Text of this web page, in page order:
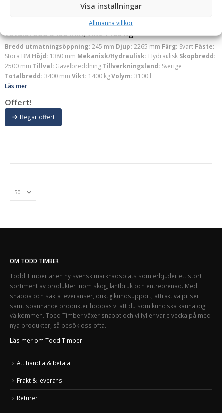
Visa inställningar
Allmänna villkor
Stödkantläggare – fäste Stora BM, volym 3100 liter,
totalbredd 3400 mm, vikt 1400 kg
Bredd utmatningsöppning: 245 mm Djup: 2265 mm Färg: Svart Fäste:
Stora BM Höjd: 1380 mm Mekanisk/Hydraulisk: Hydraulisk Skopbredd:
2500 mm Tillval: Gavelbreddning Tillverkningsland: Sverige
Totalbredd: 3400 mm Vikt: 1400 kgVolym: 3100 l
Läs mer
Offert!
Begär offert
OM TODD TIMBER
Todd Timber är en ny svensk marknadsplats som erbjuder ett stort
sortiment av produkter inom skog, lantbruk och entreprenad. Med
snabba och säkra leveranser, duktig kundsupport, attraktiva priser
samt spännande produkter hoppas vi att du som kund ska känna dig
välkommen. Todd Timber växer snabbt och vi fyller varje vecka på med
nya produkter, så besök oss ofta.
Läs mer om Todd Timber
Att handla & betala
Frakt & leverans
Returer